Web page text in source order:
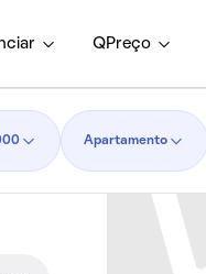
QPreço
Apartamento